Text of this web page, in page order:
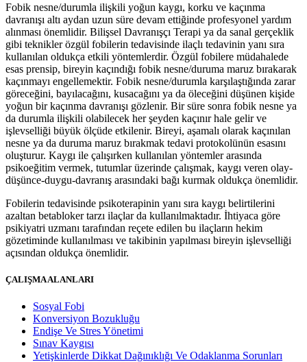
Fobik nesne/durumla ilişkili yoğun kaygı, korku ve kaçınma
davranışı altı aydan uzun süre devam ettiğinde profesyonel yardım
alınması önemlidir. Bilişsel Davranışçı Terapi ya da sanal gerçeklik
gibi teknikler özgül fobilerin tedavisinde ilaçlı tedavinin yanı sıra
kullanılan oldukça etkili yöntemlerdir. Özgül fobilere müdahalede
esas prensip, bireyin kaçındığı fobik nesne/duruma maruz bırakarak
kaçınmayı engellemektir. Fobik nesne/durumla karşılaştığında zarar
göreceğini, bayılacağını, kusacağını ya da öleceğini düşünen kişide
yoğun bir kaçınma davranışı gözlenir. Bir süre sonra fobik nesne ya
da durumla ilişkili olabilecek her şeyden kaçınır hale gelir ve
işlevselliği büyük ölçüde etkilenir. Bireyi, aşamalı olarak kaçınılan
nesne ya da duruma maruz bırakmak tedavi protokolünün esasını
oluşturur. Kaygı ile çalışırken kullanılan yöntemler arasında
psikoeğitim vermek, tutumlar üzerinde çalışmak, kaygı veren olay-
düşünce-duygu-davranış arasındaki bağı kurmak oldukça önemlidir.
Fobilerin tedavisinde psikoterapinin yanı sıra kaygı belirtilerini
azaltan betabloker tarzı ilaçlar da kullanılmaktadır. İhtiyaca göre
psikiyatri uzmanı tarafından reçete edilen bu ilaçların hekim
gözetiminde kullanılması ve takibinin yapılması bireyin işlevselliği
açısından oldukça önemlidir.
ÇALIŞMA ALANLARI
Sosyal Fobi
Konversiyon Bozukluğu
Endişe Ve Stres Yönetimi
Sınav Kaygısı
Yetişkinlerde Dikkat Dağınıklığı Ve Odaklanma Sorunları